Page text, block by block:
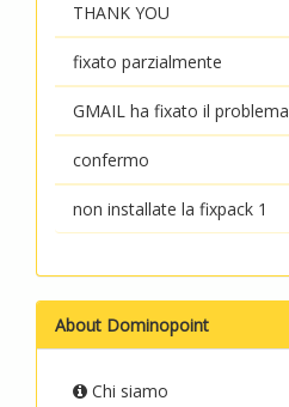
THANK YOU
fixato parzialmente
GMAIL ha fixato il problema
confermo
non installate la fixpack 1
About Dominopoint
Chi siamo